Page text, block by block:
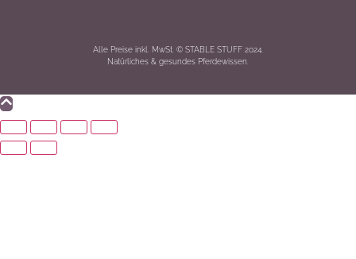
Alle Preise inkl. MwSt. © STABLE STUFF 2024.
Natürliches & gesundes Pferdewissen.